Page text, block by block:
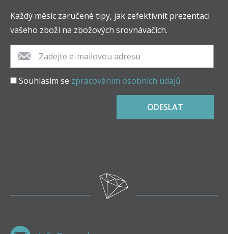
Každý měsíc zaručené tipy, jak zefektivnit prezentaci
vašeho zboží na zbožových srovnávačích.
Souhlasím se zpracováním osobních údajů
ODESLAT